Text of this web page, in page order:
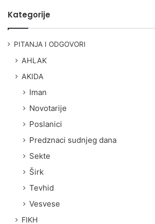
Kategorije
PITANJA I ODGOVORI
AHLAK
AKIDA
Iman
Novotarije
Poslanici
Predznaci sudnjeg dana
Sekte
Širk
Tevhid
Vesvese
FIKH